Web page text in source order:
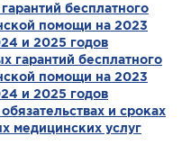
бесплатного
помощи на 2023
и 2025 годов
гарантий бесплатного
помощи на 2023
и 2025 годов
и сроках
медицинских услуг